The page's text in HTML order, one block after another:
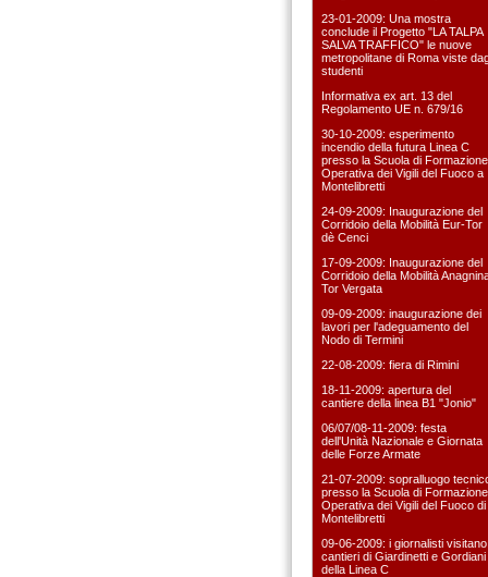
23-01-2009: Una mostra
conclude il Progetto "LA TALPA
SALVA TRAFFICO" le nuove
metropolitane di Roma viste
studenti
Informativa ex art. 13 del
Regolamento UE n. 679/16
30-10-2009: esperimento
incendio della futura Linea C
presso la Scuola di Formazione
Operativa dei Vigili del Fuoco a
Montelibretti
24-09-2009: Inaugurazione del
Corridoio della Mobilità Eur-Tor
dè Cenci
17-09-2009: Inaugurazione del
Corridoio della Mobilità
Tor Vergata
09-09-2009: inaugurazione dei
lavori per l'adeguamento del
Nodo di Termini
22-08-2009: fiera di Rimini
18-11-2009: apertura del
cantiere della linea B1 "Jonio"
06/07/08-11-2009: festa
dell'Unità Nazionale e Giornata
delle Forze Armate
21-07-2009: sopralluogo
presso la Scuola di Formazione
Operativa dei Vigili del Fuoco di
Montelibretti
09-06-2009: i giornalisti visitano
cantieri di Giardinetti e Gordiani
della Linea C